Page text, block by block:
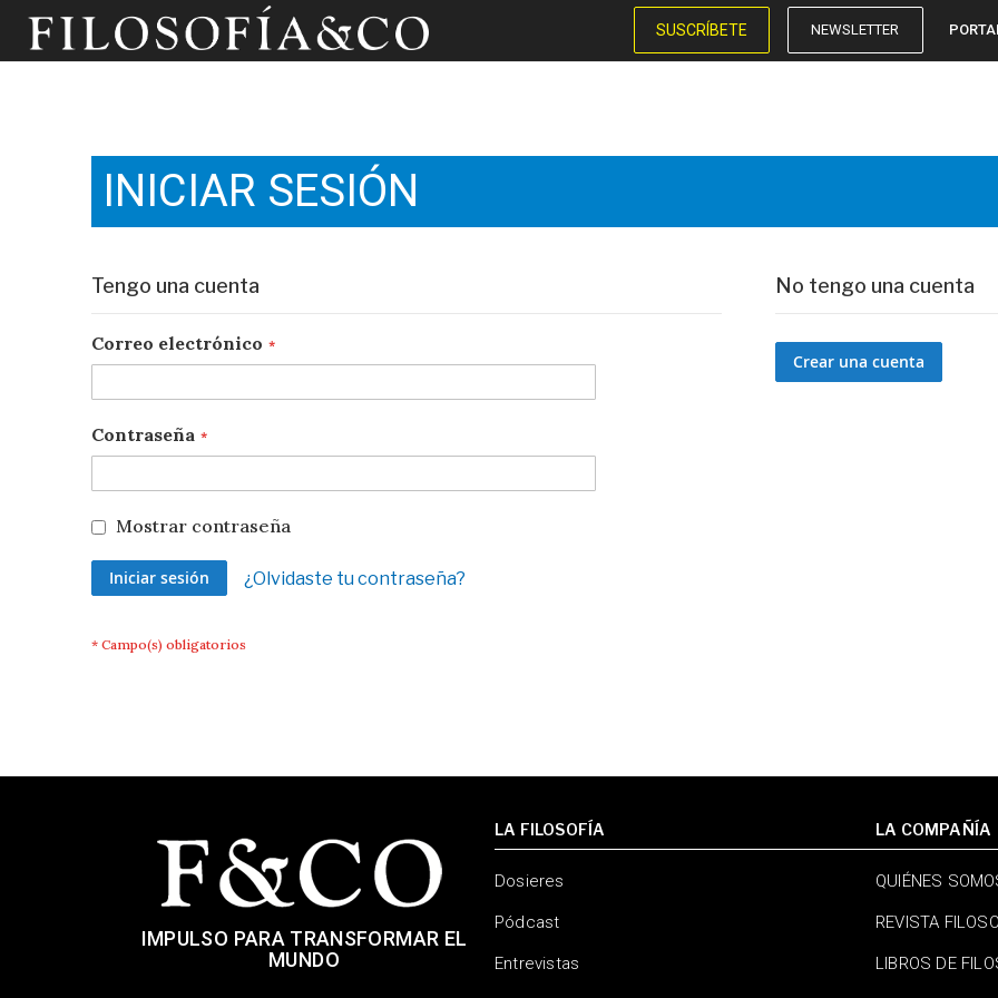
SUSCRÍBETE NEWSLETTER
INICIAR SESIÓN
Tengo una cuenta
Correo electrónico
Contraseña
Mostrar contraseña
Iniciar sesión ¿Olvidaste tu contraseña?
No tengo una cuenta
Crear una cuenta
IMPULSO PARA TRANSFORMAR EL
MUNDO
LA FILOSOFÍA
Dosieres
Pódcast
Entrevistas
LA COMPAÑÍA
QUIÉNES
REVISTA
LIBROS DE